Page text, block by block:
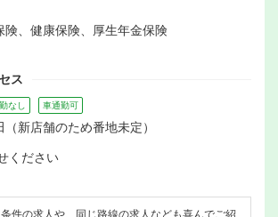
険、健康保険、厚生年金保険
ス
なし 車通勤可
新店舗のため番地未定）
ください